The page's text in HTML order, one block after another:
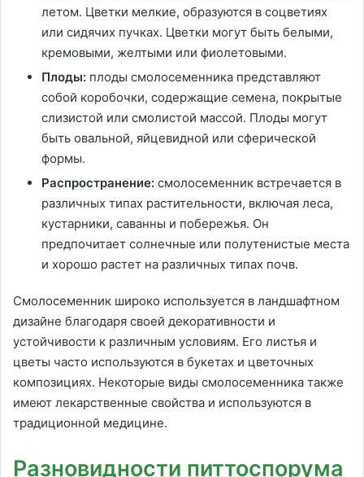
летом. Цветки мелкие, образуются в соцветиях
или сидячих пучках. Цветки могут быть белыми,
кремовыми, желтыми или фиолетовыми.
Плоды: плоды смолосеменника представляют
собой коробочки, содержащие семена, покрытые
слизистой или смолистой массой. Плоды могут
быть овальной, яйцевидной или сферической
формы.
Распространение: смолосеменник встречается в
различных типах растительности, включая леса,
кустарники, саванны и побережья. Он
предпочитает солнечные или полутенистые места
и хорошо растет на различных типах почв.
Смолосеменник широко используется в ландшафтном
дизайне благодаря своей декоративности и
устойчивости к различным условиям. Его листья и
цветы часто используются в букетах и цветочных
композициях. Некоторые виды смолосеменника также
имеют лекарственные свойства и используются в
традиционной медицине.
Разновидности питтоспорума